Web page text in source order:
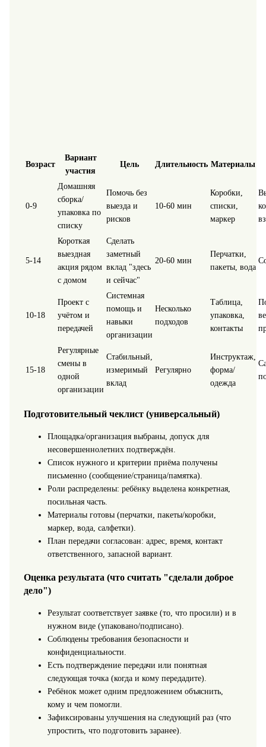
Возраст
Вариант
участия
Цель Длительность Материалы
0-9
Домашняя
сборка/
упаковка по
списку
Помочь без
выезда и
рисков
10-60 мин
Коробки,
списки,
маркер
5-14
Короткая
выездная
акция рядом
с домом
Сделать
заметный
вклад "здесь
и сейчас"
20-60 мин
Перчатки,
пакеты, вода
10-18
Проект с
учётом и
передачей
Системная
помощь и
навыки
организации
Несколько
подходов
Таблица,
упаковка,
контакты
15-18
Регулярные
смены в
одной
организации
Стабильный,
измеримый
вклад
Регулярно
Инструктаж,
форма/
одежда
Подготовительный чеклист (универсальный)
Площадка/организация выбраны, допуск для
несовершеннолетних подтверждён.
Список нужного и критерии приёма получены
письменно (сообщение/страница/памятка).
Роли распределены: ребёнку выделена конкретная,
посильная часть.
Материалы готовы (перчатки, пакеты/коробки,
маркер, вода, салфетки).
План передачи согласован: адрес, время, контакт
ответственного, запасной вариант.
Оценка результата (что считать "сделали доброе
дело")
Результат соответствует заявке (то, что просили) и в
нужном виде (упаковано/подписано).
Соблюдены требования безопасности и
конфиденциальности.
Есть подтверждение передачи или понятная
следующая точка (когда и кому передадите).
Ребёнок может одним предложением объяснить,
кому и чем помогли.
Зафиксированы улучшения на следующий раз (что
упростить, что подготовить заранее).